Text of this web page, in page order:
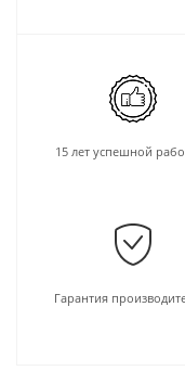
15 лет успешной
Гарантия